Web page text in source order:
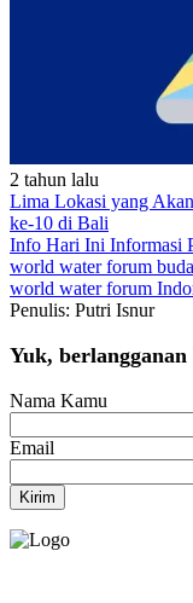
2 tahun lalu
Lima Lokasi yang
ke-10 di Bali
Info Hari Ini Informasi
world water forum
world water forum
Penulis: Putri Isnur
Yuk,
Nama Kamu
Email
Kirim